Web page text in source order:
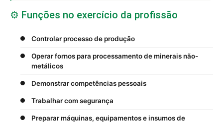
⚙️ Funções no exercício da profissão
Controlar processo de produção
Operar fornos para processamento de minerais não-
metálicos
Demonstrar competências pessoais
Trabalhar com segurança
Preparar máquinas, equipamentos e insumos de